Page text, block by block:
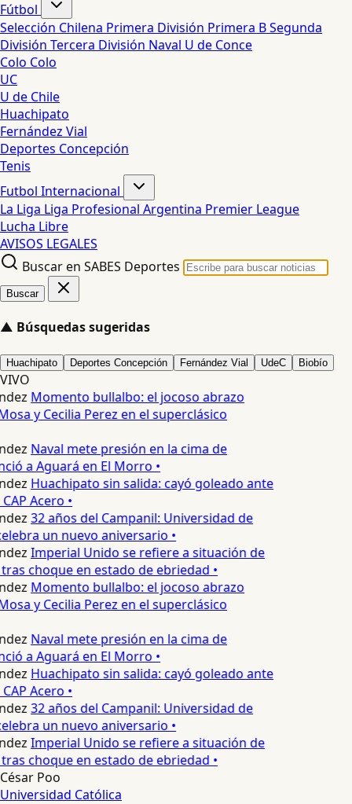
Fútbol
Selección Chilena Primera División Primera BSegunda
División Tercera División Naval U de Conce
Colo Colo
UC
U de Chile
Huachipato
Fernández Vial
Deportes Concepción
Tenis
Futbol Internacional
La Liga Liga Profesional Argentina Premier League
Lucha Libre
AVISOS LEGALES
Buscar en SABES Deportes
Buscar
▲ Búsquedas sugeridas
Huachipato Deportes Concepción Fernández Vial UdeC Biobío
VIVO
Momento bullalbo: el jocoso abrazo
y Cecilia Perez en el superclásico
Naval mete presión en la cima de
a Aguará en El Morro •
Huachipato sin salida: cayó goleado ante
Acero •
32 años del Campanil: Universidad de
un nuevo aniversario •
Imperial Unido se refiere a situación de
choque en estado de ebriedad •
Momento bullalbo: el jocoso abrazo
y Cecilia Perez en el superclásico
Naval mete presión en la cima de
a Aguará en El Morro •
Huachipato sin salida: cayó goleado ante
Acero •
32 años del Campanil: Universidad de
un nuevo aniversario •
Imperial Unido se refiere a situación de
choque en estado de ebriedad •
César Poo
Universidad Católica